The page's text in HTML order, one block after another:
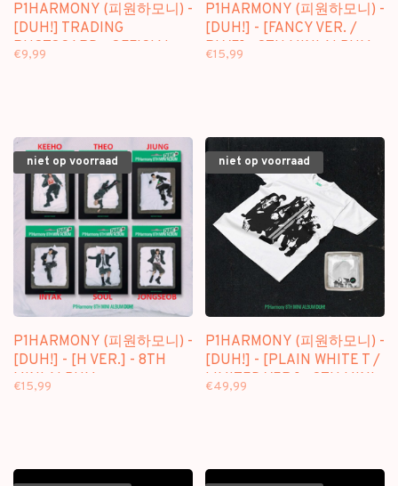
P1HARMONY (피원하모니) -
[DUH!] TRADING
PHOTOCARD - OFFICIAL
€9,99
P1HARMONY (피원하모니) -
[DUH!] - [FANCY VER. /
PLVE] - 8TH MINI ALBUM
€15,99
niet op voorraad
P1HARMONY (피원하모니) -
[DUH!] - [H VER.] - 8TH
MINI ALBUM
€15,99
niet op voorraad
P1HARMONY (피원하모니) -
[DUH!] - [PLAIN WHITE T /
LIMITED VER.] - 8TH MINI
€49,99